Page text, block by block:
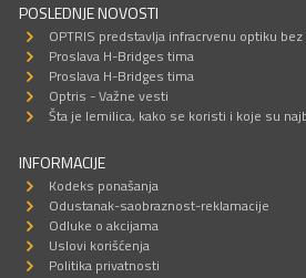
POSLEDNJE NOVOSTI
OPTRIS predstavlja infracrvenu optiku
Proslava H-Bridges tima
Proslava H-Bridges tima
Optris - Važne vesti
Šta je lemilica, kako se koristi i koje su
INFORMACIJE
Kodeks ponašanja
Odustanak-saobraznost-reklamacije
Odluke o akcijama
Uslovi korišćenja
Politika privatnosti